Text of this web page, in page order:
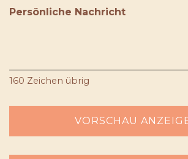
Persönliche Nachricht
160 Zeichen übrig
VORSCHAU